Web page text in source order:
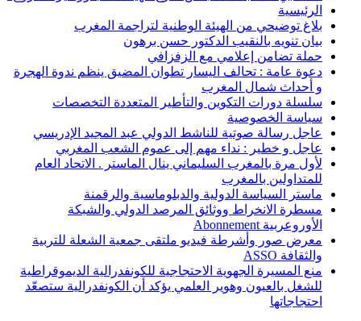
الرئيسية
بلاغ توضيحي من الهيئة الوطنية لتراجمة المغرب
بيان تنويه بالنقيب الدكتور حسن برهون
حملة تضامن إعلامي مع الزفزافي
دعوة عامة : تحالف اليسار تطوان المضيق ينظم ندوة الهجرة
و أحداث شمال المغرب
سلسلة دورات التكوين والتأطير المتعددة التخصصات
سياسة الخصوصية
عاجل رسالة صوتية للناشط الدولي عبد المجيد الإدريسي
عاجل و خطير : نداء مهم إلى عموم الشعب المغربي
لأول مرة بالمغرب السليماني ينال الماستر . الاتحاد العام
للمتداولين بالمغرب
ماستر السياسة الدولية والدبلوماسية والرقمنة
مسطرة الانخراط ووثائق المرصد الدولي والشبكة
الأوروعربية Abonnement
معرض صور وأشرطة فيديو ملتقى جمعية الشعلة للتربية
والثقافة ASSO
منع المسيرة الجهوية الاحتجاجية للكونفدرالية الديموقراطية
للشغل بالعيون وهوير العلمي يؤكد أن الكونفدرالية ستصعّد
احتجاجاتها